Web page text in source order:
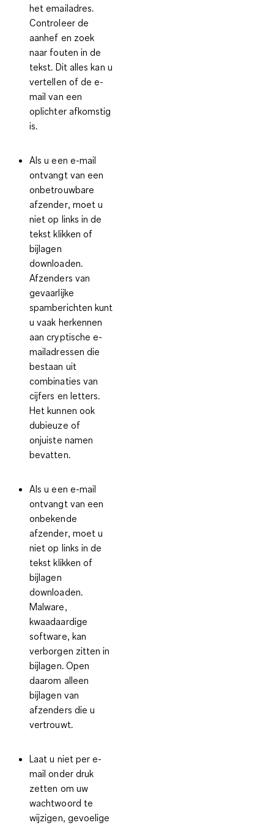
hetemailadres.
Controleerde
aanhef en zoek
naar fouten in de
tekst. Dit alles kan u
vertellen of de e-
mail van een
oplichter afkomstig
is.
Als u een e-mail
ontvangt van een
onbetrouwbare
afzender, moet u
niet op links in de
tekst klikken of
bijlagen
downloaden.
Afzenders van
gevaarlijke
spamberichten kunt
u vaak herkennen
aancryptische e-
mailadressen die
bestaan uit
combinaties van
cijfers en letters.
Het kunnen ook
dubieuze of
onjuiste namen
bevatten.
Als u een e-mail
ontvangt van een
onbekende
afzender, moet u
niet op links in de
tekst klikken of
bijlagen
downloaden.
Malware,
kwaadaardige
software, kan
verborgen zitten in
bijlagen. Open
daarom alleen
bijlagen van
afzenders die u
vertrouwt.
Laat u niet per e-
mail onder druk
zetten om uw
wachtwoord te
wijzigen, gevoelige